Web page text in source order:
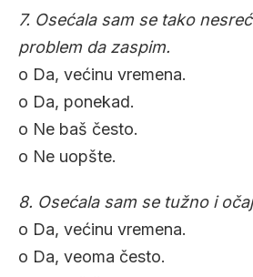
7. Osećala sam se tako
problem da zaspim.
o Da, većinu vremena.
o Da, ponekad.
o Ne baš često.
o Ne uopšte.
8. Osećala sam se tužno i
o Da, većinu vremena.
o Da, veoma često.